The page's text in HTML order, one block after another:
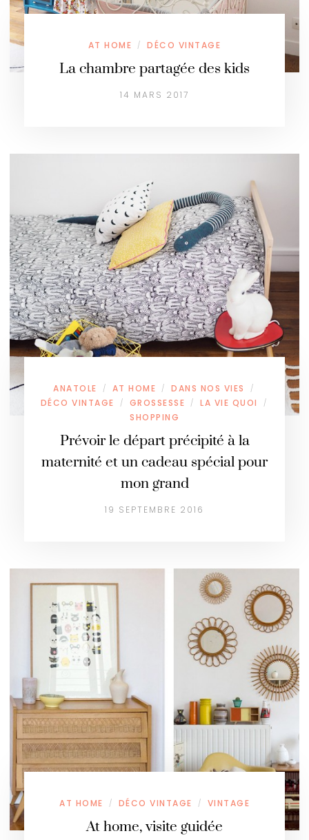
AT HOME / DÉCO VINTAGE
La chambre partagée des kids
14 MARS 2017
ANATOLE / AT HOME / DANS NOS VIES /
DÉCO VINTAGE / GROSSESSE / LA VIE QUOI /
SHOPPING
Prévoir le départ précipité à la
maternité et un cadeau spécial pour
mon grand
19 SEPTEMBRE 2016
AT HOME / DÉCO VINTAGE / VINTAGE
At home, visite guidée